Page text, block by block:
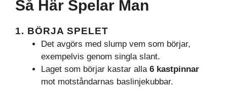
Så Här Spelar Man
1. BÖRJA SPELET
Det avgörs med slump vem som börjar,
exempelvis genom singla slant.
Laget som börjar kastar alla 6 kastpinnar
mot motståndarnas baslinjekubbar.